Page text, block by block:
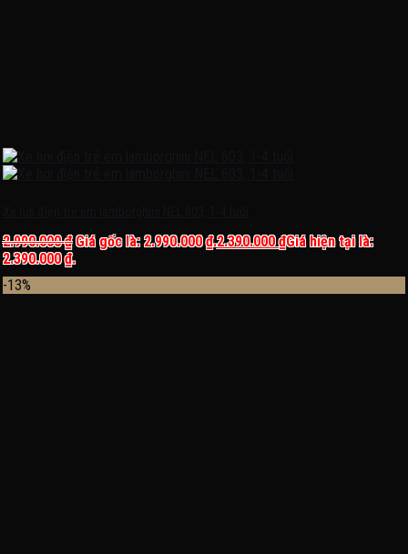
2.990.000₫ Giá gốc là: 2.990.000 ₫.2.390.000₫Giá hiện tại là:
2.390.000 ₫.
-13%